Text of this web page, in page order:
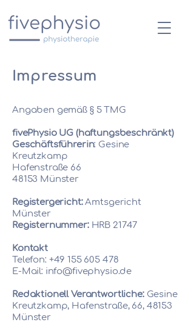
Impressum
Angaben gemäß § 5 TMG
fivePhysio UG (haftungsbeschränkt)
Geschäftsführerin: Gesine
Kreutzkamp
Hafenstraße 66
48153 Münster
Registergericht:Amtsgericht
Münster
Registernummer:HRB 21747
Kontakt
Telefon: +49 155 605 478
E-Mail: info@fivephysio.de
Redaktionell Verantwortliche: Gesine
Kreutzkamp, Hafenstraße, 66, 48153
Münster